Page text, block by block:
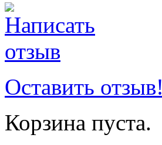
Оставить отзыв!
Корзина пуста.